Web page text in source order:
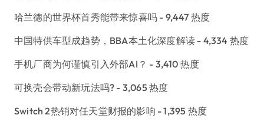
哈兰德的世界杯首秀能带来惊喜吗 - 9,447 热度
中国特供车型成趋势，BBA本土化深度解读 - 4,334 热度
手机厂商为何谨慎引入外部AI？ - 3,410 热度
可换壳会带动新玩法吗? - 3,065 热度
Switch 2热销对任天堂财报的影响 - 1,395 热度